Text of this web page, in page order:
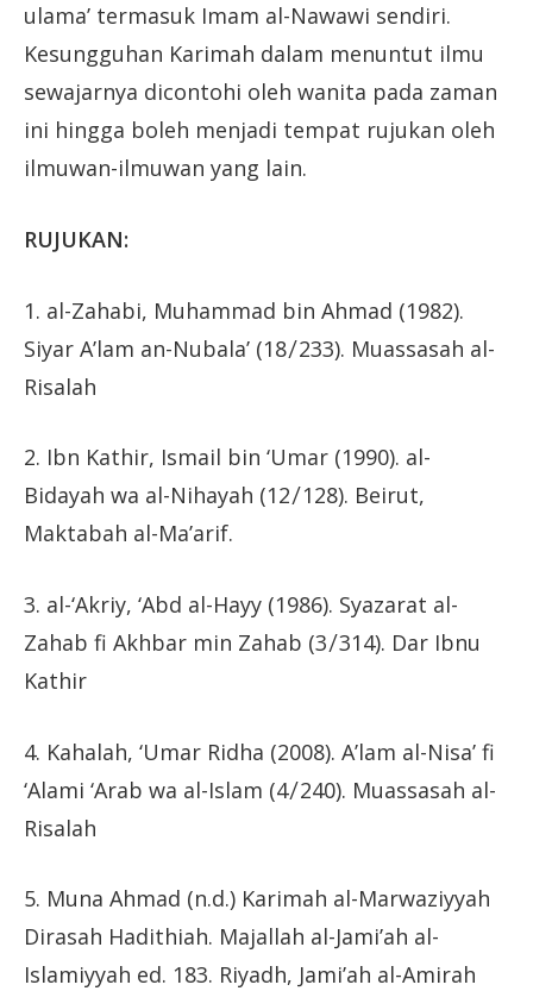
ulama’ termasuk Imam al-Nawawi sendiri.
Kesungguhan Karimah dalam menuntut ilmu
sewajarnya dicontohi oleh wanita pada zaman
ini hingga boleh menjadi tempat rujukan oleh
ilmuwan-ilmuwan yang lain.
RUJUKAN:
1. al-Zahabi, Muhammad bin Ahmad (1982).
Siyar A’lam an-Nubala’ (18 ̸ 233). Muassasah al-
Risalah
2. Ibn Kathir, Ismail bin ‘Umar (1990). al-
Bidayah wa al-Nihayah (12 ̸ 128). Beirut,
Maktabah al-Ma’arif.
3. al-‘Akriy, ‘Abd al-Hayy (1986). Syazarat al-
Zahab fi Akhbar min Zahab (3 ̸ 314). Dar Ibnu
Kathir
4. Kahalah, ‘Umar Ridha (2008). A’lam al-Nisa’ fi
‘Alami ‘Arab wa al-Islam (4 ̸ 240). Muassasah al-
Risalah
5. Muna Ahmad (n.d.) Karimah al-Marwaziyyah
Dirasah Hadithiah. Majallah al-Jami’ah al-
Islamiyyah ed. 183. Riyadh, Jami’ah al-Amirah